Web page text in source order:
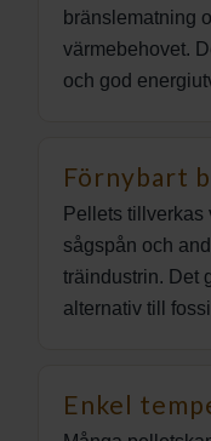
bränslematning
värmebehovet.
och god
Förnybart
Pellets
sågspån och
träindustrin. Det
alternativ till
Enkel